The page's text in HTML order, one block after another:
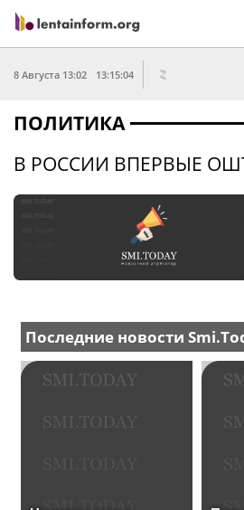
8 Августа 13:02 13:15:04
ПОЛИТИКА
В РОССИИ ВПЕРВЫЕ